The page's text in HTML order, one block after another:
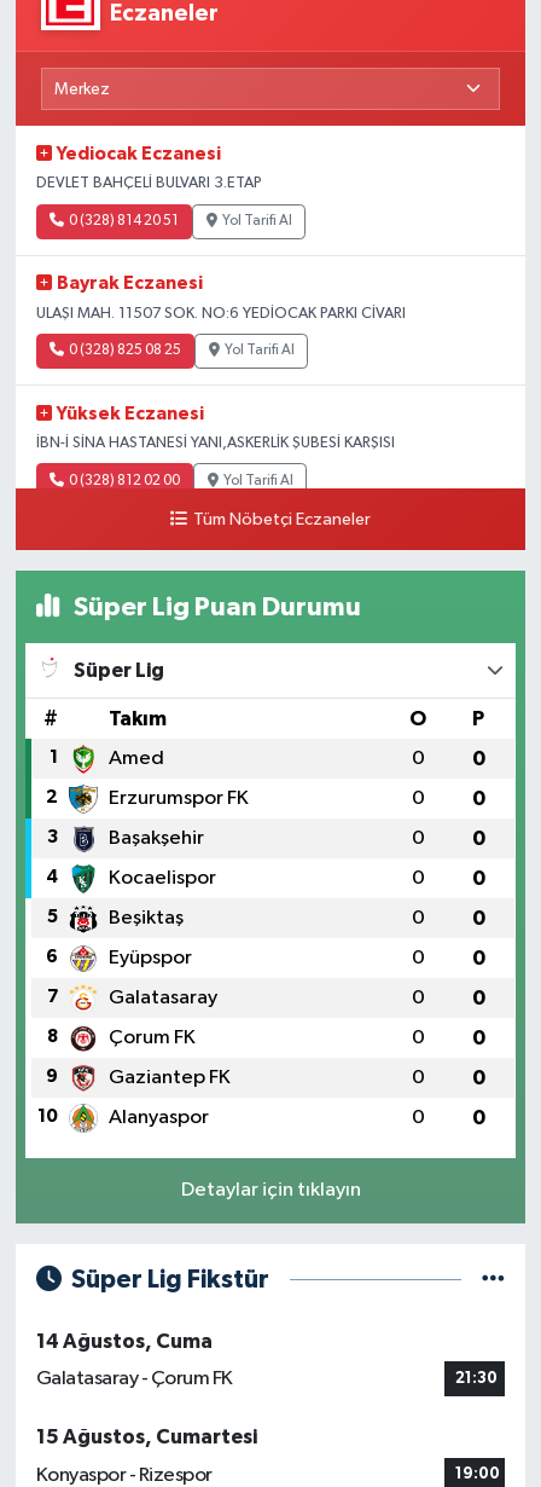
Eczaneler
Yediocak Eczanesi
DEVLET BAHÇELİ BULVARI 3.ETAP
0 (328) 814 20 51 Yol Tarifi Al
Bayrak Eczanesi
ULAŞI MAH. 11507 SOK. NO:6 YEDİOCAK PARKI CİVARI
0 (328) 825 08 25 Yol Tarifi Al
Yüksek Eczanesi
İBN-İ SİNA HASTANESİ YANI,ASKERLİK ŞUBESİ KARŞISI
0 (328) 812 02 00 Yol Tarifi Al
Tüm Nöbetçi Eczaneler
Süper Lig Puan Durumu
Süper Lig
# Takım O P
1 Amed 0 0
2 Erzurumspor FK 0 0
3 Başakşehir 0 0
4 Kocaelispor 0 0
5 Beşiktaş 0 0
6 Eyüpspor 0 0
7 Galatasaray 0 0
8 Çorum FK 0 0
9 Gaziantep FK 0 0
10 Alanyaspor 0 0
Detaylar için tıklayın
Süper Lig Fikstür
14 Ağustos, Cuma
Galatasaray - Çorum FK
21:30
15 Ağustos, Cumartesi
Konyaspor - Rizespor
19:00